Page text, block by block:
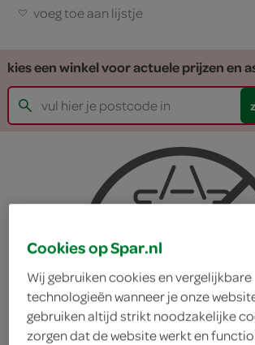
voeg toe aan lijstje
kies een winkel voor actuele prijzen en
Cookies op Spar.nl
Wij gebruiken cookies en vergelijkbare
technologieën wanneer je onze
gebruiken altijd strikt noodzakelijke
zorgen dat de website werkt en